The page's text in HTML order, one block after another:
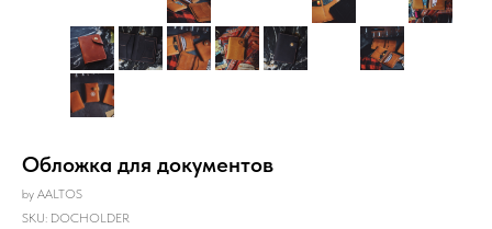
Обложка для документов
by AALTOS
SKU: DOCHOLDER